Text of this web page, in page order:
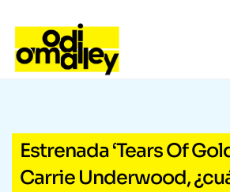
Estrenada ‘Tears Of
Carrie Underwood,